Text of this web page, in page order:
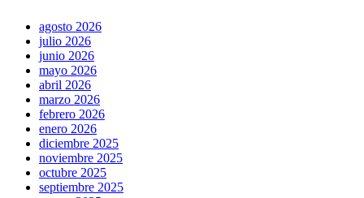
agosto 2026
julio 2026
junio 2026
mayo 2026
abril 2026
marzo 2026
febrero 2026
enero 2026
diciembre 2025
noviembre 2025
octubre 2025
septiembre 2025